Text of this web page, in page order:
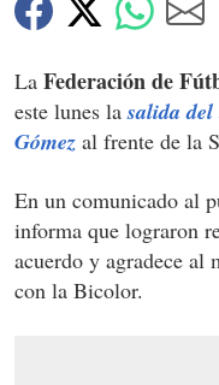
La Federación de
este lunes lasalida
Gómez al frente de la
En un comunicado al
informa que lograron
acuerdo y agradece al
con la Bicolor.